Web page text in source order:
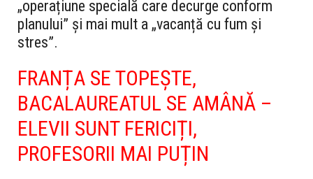
„operațiune specială care decurge conform
planului” și mai mult a „vacanță cu fum și
stres”.
FRANȚA SE TOPEȘTE,
BACALAUREATUL SE AMÂNĂ –
ELEVII SUNT FERICIȚI,
PROFESORII MAI PUȚIN